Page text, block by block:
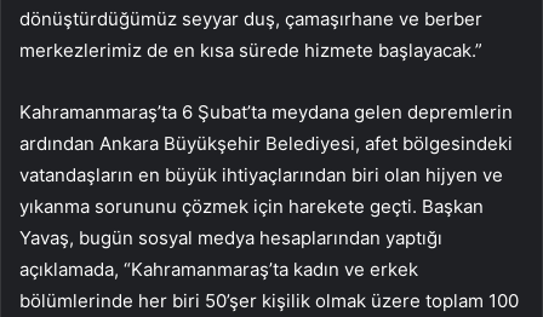
dönüştürdüğümüz seyyar duş, çamaşırhane ve berber
merkezlerimiz de en kısa sürede hizmete başlayacak.”
Kahramanmaraş’ta 6 Şubat’ta meydana gelen depremlerin
ardından Ankara Büyükşehir Belediyesi, afet bölgesindeki
vatandaşların en büyük ihtiyaçlarından biri olan hijyen ve
yıkanma sorununu çözmek için harekete geçti. Başkan
Yavaş, bugün sosyal medya hesaplarından yaptığı
açıklamada, “Kahramanmaraş’ta kadın ve erkek
bölümlerinde her biri 50’şer kişilik olmak üzere toplam 100